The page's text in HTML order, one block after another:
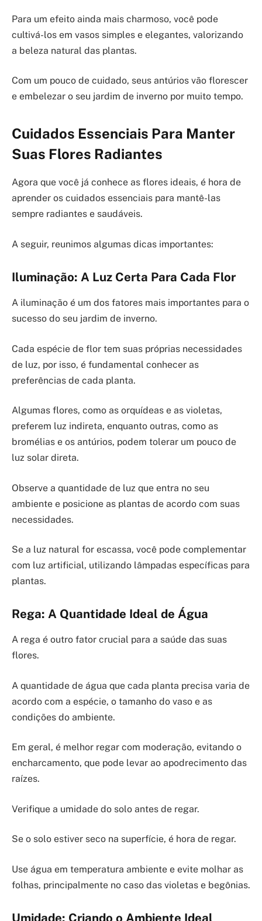
Para um efeito ainda mais charmoso, você pode
cultivá-los em vasos simples e elegantes, valorizando
a beleza natural das plantas.
Com um pouco de cuidado, seus antúrios vão florescer
e embelezar o seu jardim de inverno por muito tempo.
Cuidados Essenciais Para Manter
Suas Flores Radiantes
Agora que você já conhece as flores ideais, é hora de
aprender os cuidados essenciais para mantê-las
sempre radiantes e saudáveis.
A seguir, reunimos algumas dicas importantes:
Iluminação: A Luz Certa Para Cada Flor
A iluminação é um dos fatores mais importantes para o
sucesso do seu jardim de inverno.
Cada espécie de flor tem suas próprias necessidades
de luz, por isso, é fundamental conhecer as
preferências de cada planta.
Algumas flores, como as orquídeas e as violetas,
preferem luz indireta, enquanto outras, como as
bromélias e os antúrios, podem tolerar um pouco de
luz solar direta.
Observe a quantidade de luz que entra no seu
ambiente e posicione as plantas de acordo com suas
necessidades.
Se a luz natural for escassa, você pode complementar
com luz artificial, utilizando lâmpadas específicas para
plantas.
Rega: A Quantidade Ideal de Água
A rega é outro fator crucial para a saúde das suas
flores.
A quantidade de água que cada planta precisa varia de
acordo com a espécie, o tamanho do vaso e as
condições do ambiente.
Em geral, é melhor regar com moderação, evitando o
encharcamento, que pode levar ao apodrecimento das
raízes.
Verifique a umidade do solo antes de regar.
Se o solo estiver seco na superfície, é hora de regar.
Use água em temperatura ambiente e evite molhar as
folhas, principalmente no caso das violetas e begônias.
Umidade: Criando o Ambiente Ideal